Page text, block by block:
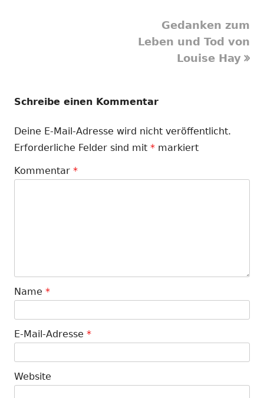
BeitragsnavigationNächster
Beitrag
Gedanken zum
Leben und Tod von
Louise Hay
Schreibe einen Kommentar
Deine E-Mail-Adresse wird nicht veröffentlicht.
Erforderliche Felder sind mit * markiert
Kommentar *
Name *
E-Mail-Adresse *
Website